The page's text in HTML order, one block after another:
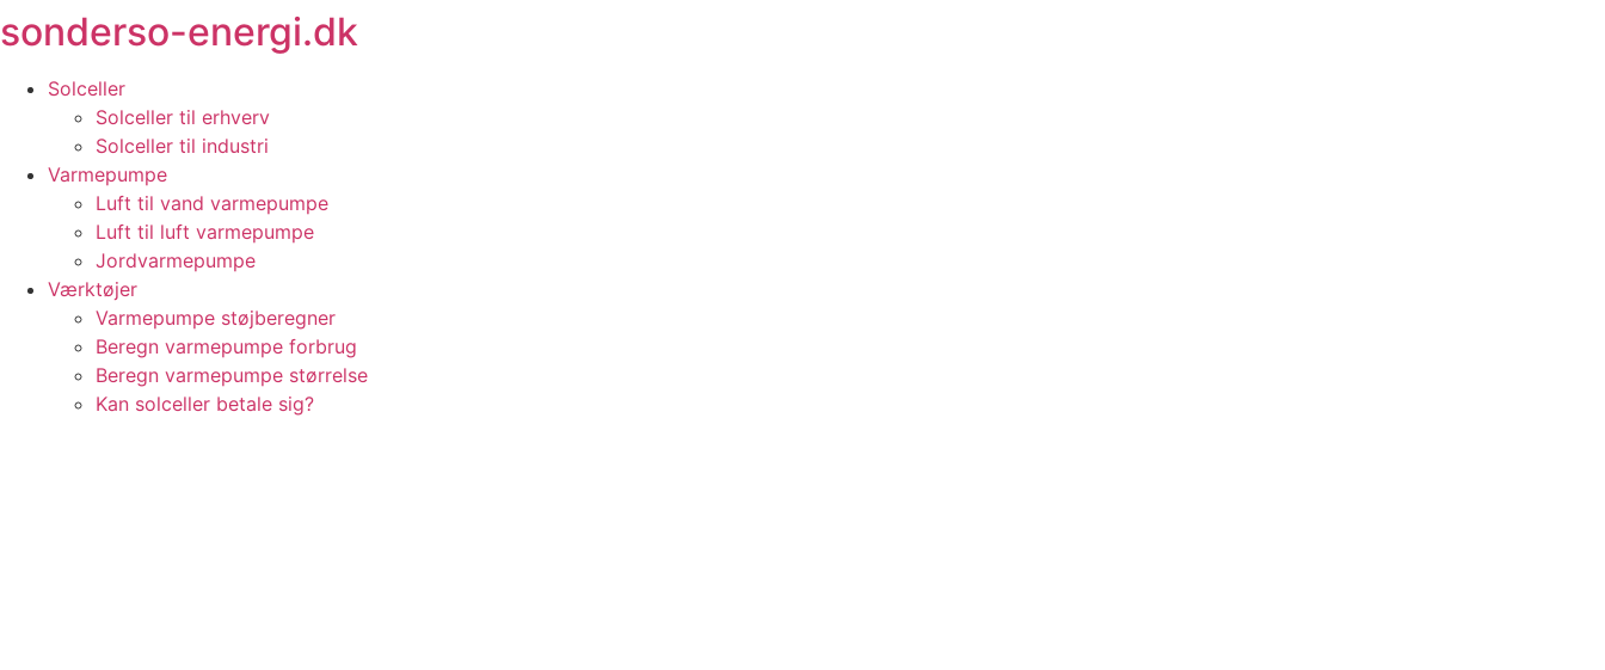
Videre
til
indhold
sonderso-energi.dk
Solceller
Solceller til erhverv
Solceller til industri
Varmepumpe
Luft til vand varmepumpe
Luft til luft varmepumpe
Jordvarmepumpe
Værktøjer
Varmepumpe støjberegner
Beregn varmepumpe forbrug
Beregn varmepumpe størrelse
Kan solceller betale sig?